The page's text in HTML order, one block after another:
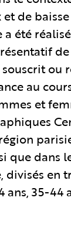
et de
a été
ou
au
et
que dans
divisés en
ans, 35-44